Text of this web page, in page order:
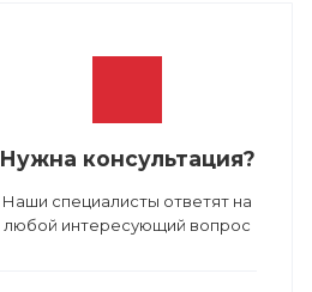
Нужна консультация?
Наши специалисты ответят на
любой интересующий вопрос